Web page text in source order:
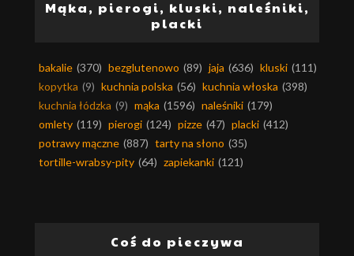
Mąka, pierogi, kluski, naleśniki,
placki
bakalie (370) bezglutenowo (89) jaja (636) kluski (111)
kopytka (9) kuchnia polska (56) kuchnia włoska (398)
kuchnia łódzka (9) mąka (1596) naleśniki (179)
omlety (119) pierogi (124) pizze (47) placki (412)
potrawy mączne (887) tarty na słono (35)
tortille-wrabsy-pity (64) zapiekanki (121)
Coś do pieczywa